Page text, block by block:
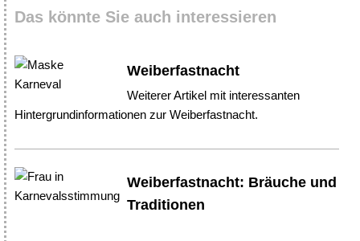
Das könnte Sie auch interessieren
Weiberfastnacht
Weiterer Artikel mit interessanten
Hintergrundinformationen zur Weiberfastnacht.
Weiberfastnacht: Bräuche und
Traditionen